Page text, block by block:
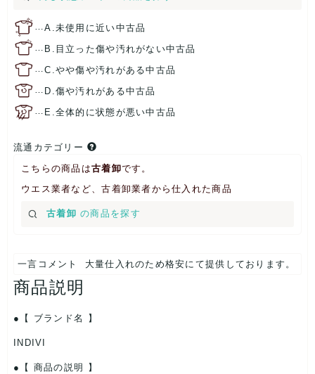
…A.未使用に近い中古品
… B.目立った傷や汚れがない中古品
…C.やや傷や汚れがある中古品
… D.傷や汚れがある中古品
… E.全体的に状態が悪い中古品
流通カテゴリー
こちらの商品は古着卸です。
ウエス業者など、古着卸業者から仕入れた商品
古着卸 の商品を探す
一言コメント 大量仕入れのため格安にて提供しております。
商品説明
【 ブランド名 】
INDIVI
【 商品の説明 】